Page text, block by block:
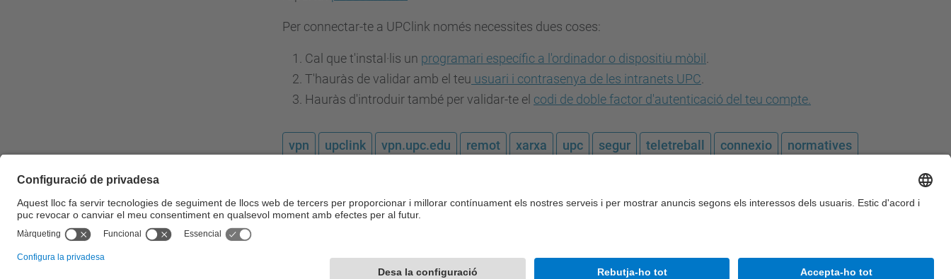
Per connectar-te a UPClink només necessites dues coses:
Cal que t'instal·lis un programari específic a l'ordinador o dispositiu mòbil
T'hauràs de validar amb el teu usuari i contrasenya de les intranets UPC
Hauràs d'introduir també per validar-te el codi de doble factor d'autenticació del teu compte.
vpn upclink vpn.upc.edu remot xarxa upc segur teletreball connexio normatives